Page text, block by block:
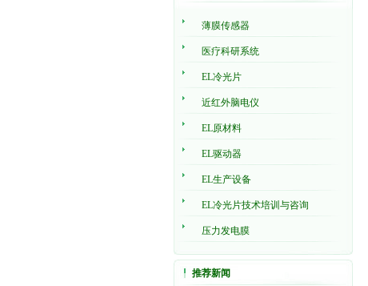
薄膜传感器
医疗科研系统
EL冷光片
近红外脑电仪
EL原材料
EL驱动器
EL生产设备
EL冷光片技术培训与咨询
压力发电膜
推荐新闻